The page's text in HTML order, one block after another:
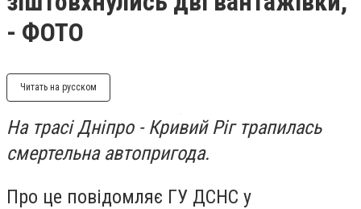
- ФОТО
Читать на русском
На трасі Дніпро - Кривий Ріг трапилась
смертельна автопригода.
Про це повідомляє ГУ ДСНС у